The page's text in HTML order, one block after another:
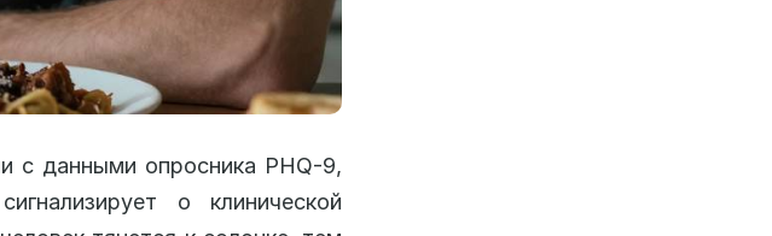
с данными опросника PHQ-9,
о клинической